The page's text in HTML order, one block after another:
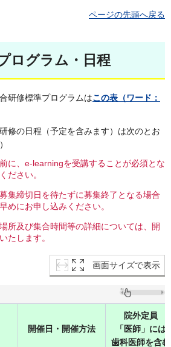
ページの先頭へ戻る
ログラム・日程
研修標準プログラムはこの表（ワード：
修の日程（予定を含みます）は次のとお
に、e-learningを受講することが必須とな
ださい。
集締切日を待たずに募集終了となる場合
めにお申し込みください。
所及び集合時間等の詳細については、開
たします。
画面サイズで表示
開催日・開催方法
院外定員
「医師」には
歯科医師を含む